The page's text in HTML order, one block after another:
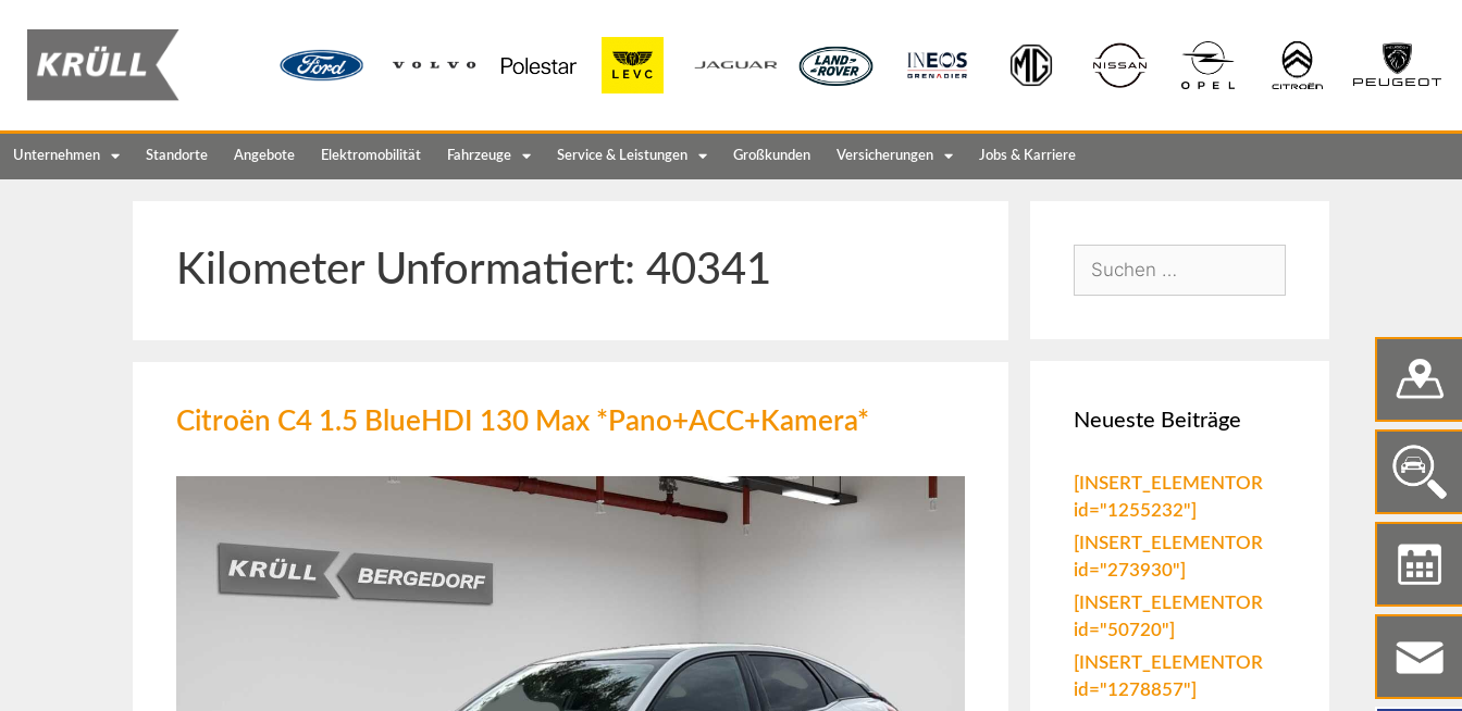
Unternehmen Standorte Angebote Elektromobilität Fahrzeuge Service & Leistungen Großkunden Versicherungen Jobs & Karriere
Kilometer Unformatiert: 40341
Citroën C4 1.5 BlueHDI 130 Max *Pano+ACC+Kamera* Neueste Beiträge
[INSERT_ELEMENTOR
id="1255232"]
[INSERT_ELEMENTOR
id="273930"]
[INSERT_ELEMENTOR
id="50720"]
[INSERT_ELEMENTOR
id="1278857"]